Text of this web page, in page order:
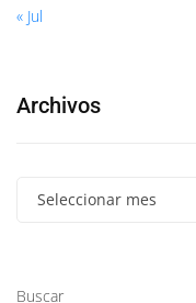
« Jul
Archivos
Seleccionar mes
Buscar